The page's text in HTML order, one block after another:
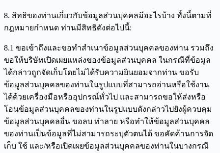
8. สิทธิของท่านเกี่ยวกับข้อมูลส่วนบุคคลมีอะไรบ้าง ทั้งนี้ตามที่
กฎหมายกำหนด ท่านมีสิทธิดังต่อไปนี้:
8.1 ขอเข้าถึงและขอทำสำเนาข้อมูลส่วนบุคคลของท่าน รวมถึง
ขอให้บริษัทเปิดเผยแหล่งของข้อมูลส่วนบุคคล ในกรณีที่ข้อมูล
ได้กล่าวถูกจัดเก็บโดยไม่ได้รับความยินยอมจากท่าน ขอรับ
ข้อมูลส่วนบุคคลของท่านในรูปแบบที่สามารถอ่านหรือใช้งาน
ได้ด้วยเครื่องมือหรืออุปกรณ์ทั่วไป และสามารถขอให้ส่งหรือ
โอนข้อมูลส่วนบุคคลของท่านในรูปแบบดังกล่าวไปยังผู้ควบคุม
ข้อมูลส่วนบุคคลอื่น ขอลบ ทำลาย หรือทำให้ข้อมูลส่วนบุคคล
ของท่านเป็นข้อมูลที่ไม่สามารถระบุตัวตนได้ ขอคัดค้านการจัด
เก็บ ใช้ และ/หรือเปิดเผยข้อมูลส่วนบุคคลของท่านในบางกรณี